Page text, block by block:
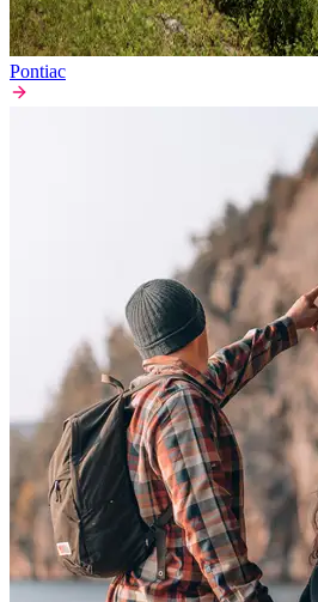
Pontiac